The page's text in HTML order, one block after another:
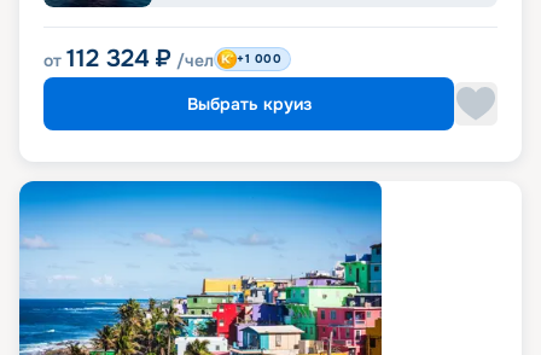
от 112 324 ₽ /чел +1 000
Выбрать круиз